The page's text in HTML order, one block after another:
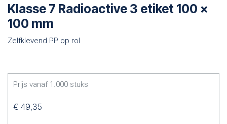
Klasse 7 Radioactive 3 etiket 100 x
100 mm
Zelfklevend PP op rol
Prijs vanaf 1.000 stuks
€ 49,35